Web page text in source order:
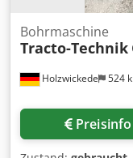
Informationen,
erhalten Sie bei
Ihre
Holzwickede 524
Bohrmaschine
Tracto-Technik
Preisinfo